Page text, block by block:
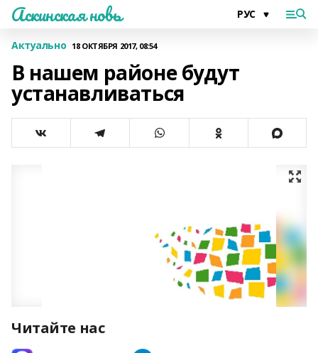
Аскинская новь
Актуально 18 ОКТЯБРЯ 2017, 08:54
В нашем районе будут
устанавливаться
Читайте нас